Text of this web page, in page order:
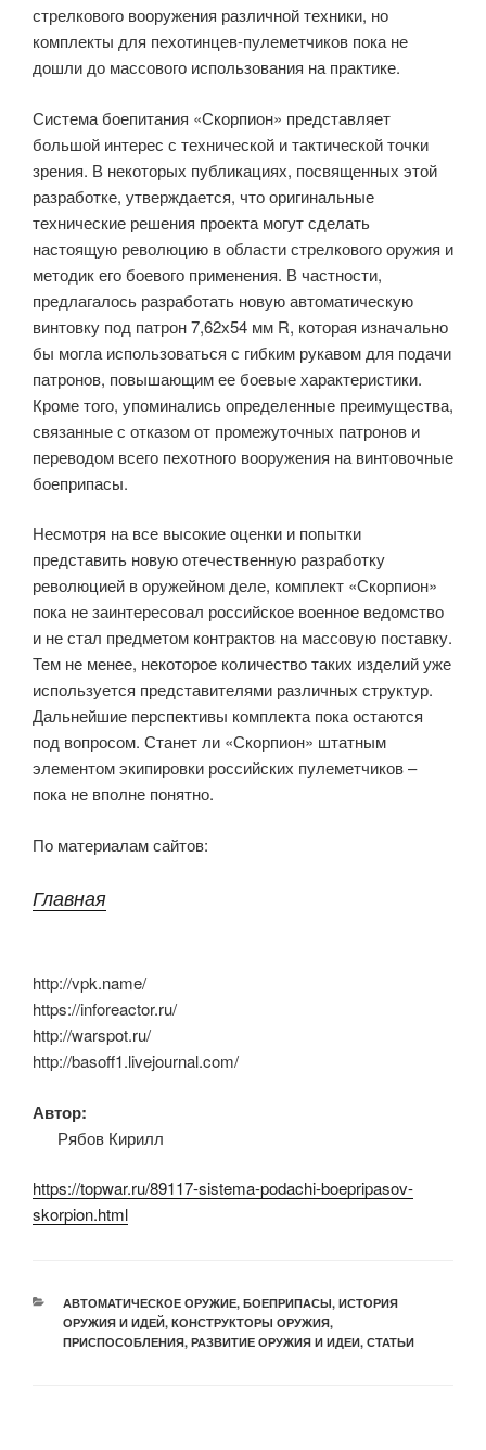
стрелкового вооружения различной техники, но
комплекты для пехотинцев-пулеметчиков пока не
дошли до массового использования на практике.
Система боепитания «Скорпион» представляет
большой интерес с технической и тактической точки
зрения. В некоторых публикациях, посвященных этой
разработке, утверждается, что оригинальные
технические решения проекта могут сделать
настоящую революцию в области стрелкового оружия и
методик его боевого применения. В частности,
предлагалось разработать новую автоматическую
винтовку под патрон 7,62х54 мм R, которая изначально
бы могла использоваться с гибким рукавом для подачи
патронов, повышающим ее боевые характеристики.
Кроме того, упоминались определенные преимущества,
связанные с отказом от промежуточных патронов и
переводом всего пехотного вооружения на винтовочные
боеприпасы.
Несмотря на все высокие оценки и попытки
представить новую отечественную разработку
революцией в оружейном деле, комплект «Скорпион»
пока не заинтересовал российское военное ведомство
и не стал предметом контрактов на массовую поставку.
Тем не менее, некоторое количество таких изделий уже
используется представителями различных структур.
Дальнейшие перспективы комплекта пока остаются
под вопросом. Станет ли «Скорпион» штатным
элементом экипировки российских пулеметчиков –
пока не вполне понятно.
По материалам сайтов:
Главная
http://vpk.name/
https://inforeactor.ru/
http://warspot.ru/
http://basoff1.livejournal.com/
Автор:
Рябов Кирилл
https://topwar.ru/89117-sistema-podachi-boepripasov-
skorpion.html
РУБРИКИ
АВТОМАТИЧЕСКОЕ ОРУЖИЕ, БОЕПРИПАСЫ, ИСТОРИЯ
ОРУЖИЯ И ИДЕЙ, КОНСТРУКТОРЫ ОРУЖИЯ,
ПРИСПОСОБЛЕНИЯ, РАЗВИТИЕ ОРУЖИЯ И ИДЕИ, СТАТЬИ